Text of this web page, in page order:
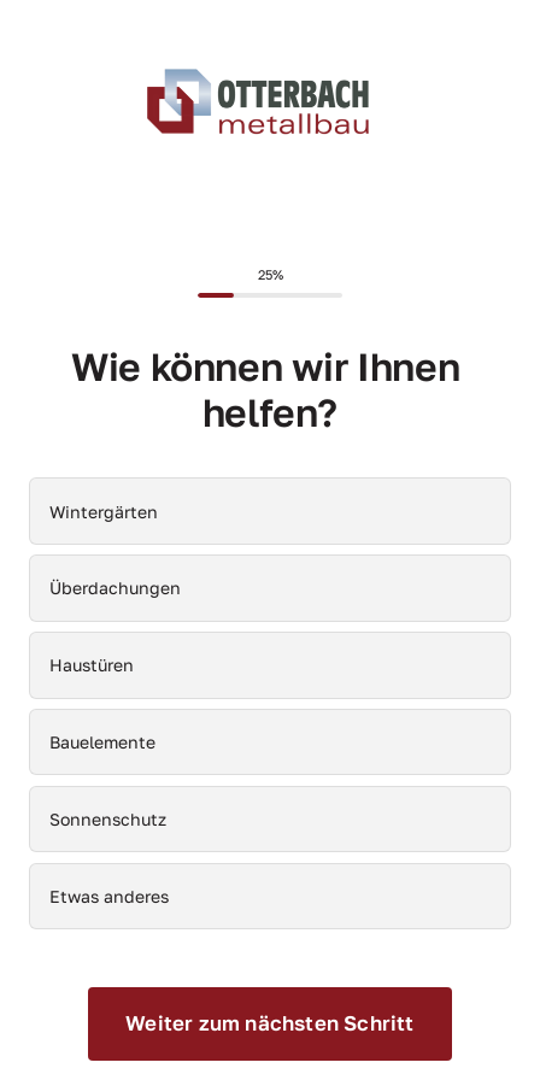
25%
Wie können wir Ihnen
helfen?
Wintergärten
Überdachungen
Haustüren
Bauelemente
Sonnenschutz
Etwas anderes
Weiter zum nächsten Schritt